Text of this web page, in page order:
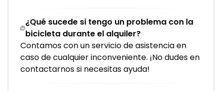
¿Qué sucede si tengo un problema con la
bicicleta durante el alquiler?
Contamos con un servicio de asistencia en
caso de cualquier inconveniente. ¡No dudes en
contactarnos si necesitas ayuda!